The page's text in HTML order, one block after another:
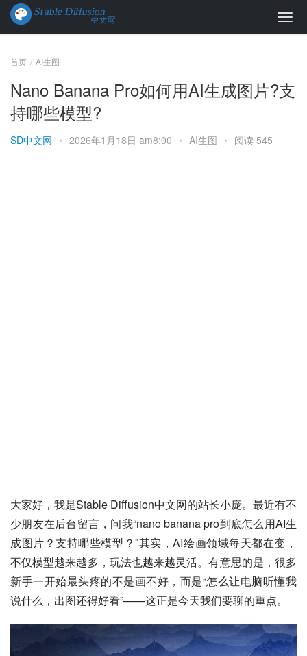
首页 AI生图
Nano Banana Pro如何用AI生成图片?支
持哪些模型?
SD中文网 • 2026年1月18日 am8:00 • AI生图 • 阅读 545
大家好，我是Stable Diffusion中文网的站长小庞。最近有不
少朋友在后台留言，问我“nano banana pro到底怎么用AI生
成图片？支持哪些模型？”其实，AI绘画领域每天都在变，
不仅模型越来越多，玩法也越来越灵活。有意思的是，很多
新手一开始最头疼的不是画不好，而是“怎么让电脑听懂我
说什么，出图还得好看”——这正是今天我们要聊的重点。